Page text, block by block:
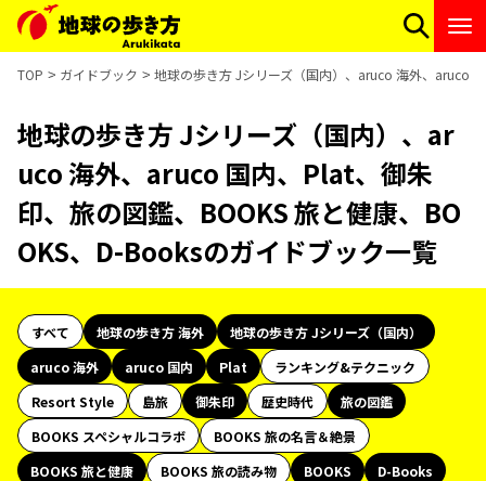
TOP ガイドブック 地球の歩き方 Jシリーズ（国内）、aruco 海外、aruco
地球の歩き方 Jシリーズ（国内）、ar
uco 海外、aruco 国内、Plat、御朱
印、旅の図鑑、BOOKS 旅と健康、BO
OKS、D-Booksのガイドブック一覧
すべて 地球の歩き方 海外
地球の歩き方 Jシリーズ（国内）
aruco 海外
aruco 国内 Plat
ランキング&テクニック
Resort Style
島旅 御朱印 歴史時代
旅の図鑑
BOOKS スペシャルコラボ
BOOKS 旅の名言＆絶景
BOOKS 旅と健康
BOOKS 旅の読み物 BOOKS
D-Books